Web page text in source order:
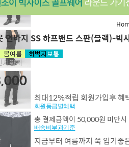
면바지 SS 하프밴드 스판(블랙)-
까지
최대12%적립 회원가입후 혜
회원등급별혜택
총 결제금액이 50,000원 미만
배송비부과기준
지금부터 여름까지 쭉 입기좋